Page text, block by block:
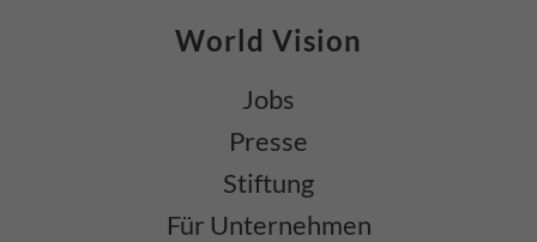
World Vision
Jobs
Presse
Stiftung
Für Unternehmen